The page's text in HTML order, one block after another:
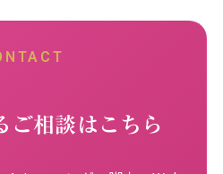
ご相談はこちら